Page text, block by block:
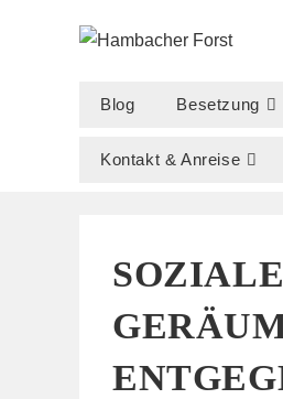
Blog Besetzung
Kontakt & Anreise